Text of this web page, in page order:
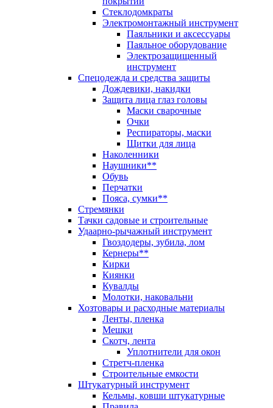
Стеклодомкраты
Электромонтажный инструмент
Паяльники и аксессуары
Паяльное оборудование
Электрозащищенный
инструмент
Спецодежда и средства защиты
Дождевики, накидки
Защита лица глаз головы
Маски сварочные
Очки
Респираторы, маски
Щитки для лица
Наколенники
Наушники**
Обувь
Перчатки
Пояса, сумки**
Стремянки
Тачки садовые и строительные
Удаарно-рычажный инструмент
Гвоздодеры, зубила, лом
Кернеры**
Кирки
Киянки
Кувалды
Молотки, наковальни
Хозтовары и расходные материалы
Ленты, пленка
Мешки
Скотч, лента
Уплотнители для окон
Стретч-пленка
Строительные емкости
Штукатурный инструмент
Кельмы, ковши штукатурные